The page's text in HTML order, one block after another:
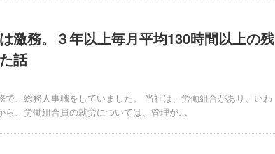
激務。３年以上毎月平均130時間以上の残
話
で、総務人事職をしていました。 当社は、労働組合があり、いわ
ら、労働組合員の就労については、管理が…